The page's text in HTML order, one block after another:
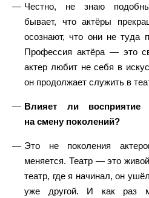
Честно, не знаю
бывает, что актёры
осознают, что они не туда
Профессия актёра — это
актер любит не себя в
он продолжает служить в
Влияет ли восприятие
на смену поколений?
Это не поколения
меняется. Театр — это
театр, где я начинал, он
уже другой. И как раз